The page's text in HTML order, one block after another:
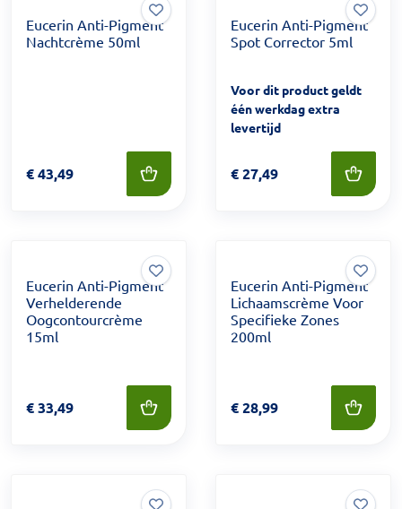
Eucerin Anti-Pigment
Nachtcrème 50ml
Prijs: € 43,49
€43,49
Eucerin Anti-Pigment
Spot Corrector 5ml
Voor dit product geldt
één werkdag extra
levertijd
Prijs: € 27,49
€27,49
Eucerin Anti-Pigment
Verhelderende
Oogcontourcrème
15ml
Prijs: € 33,49
€33,49
Eucerin Anti-Pigment
Lichaamscrème Voor
Specifieke Zones
200ml
Prijs: € 28,99
€28,99